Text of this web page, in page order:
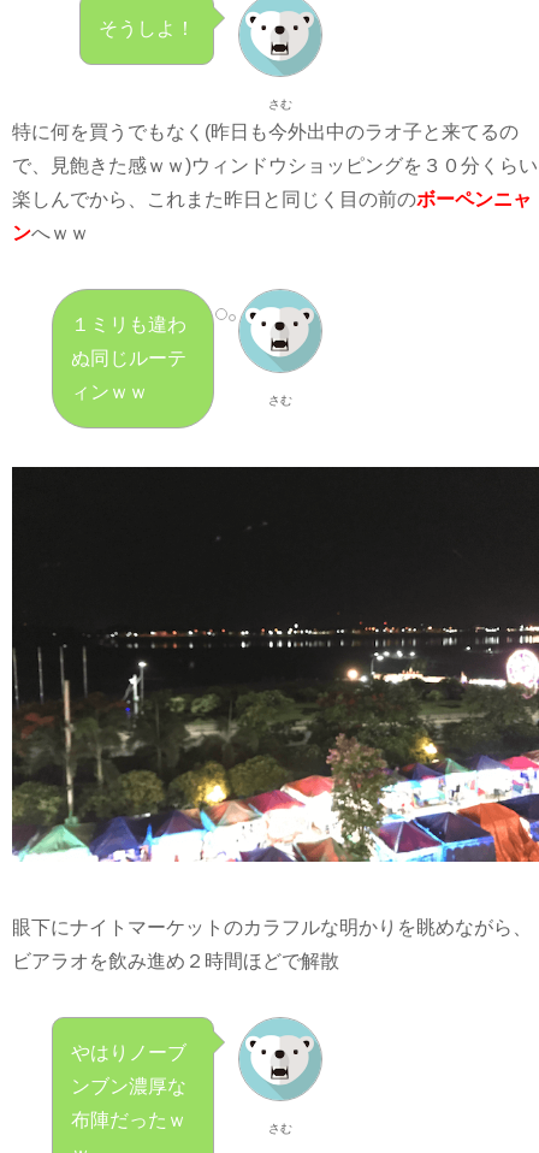
さむ
そうしよ！
特に何を買うでもなく(昨日も今外出中のラオ子と来てるの
で、見飽きた感ｗｗ)ウィンドウショッピングを３０分くらい
楽しんでから、これまた昨日と同じく目の前のボーペンニャ
ンへｗｗ
さむ
１ミリも違わ
ぬ同じルーテ
ィンｗｗ
眼下にナイトマーケットのカラフルな明かりを眺めながら、
ビアラオを飲み進め２時間ほどで解散
さむ
やはりノーブ
ンブン濃厚な
布陣だったｗ